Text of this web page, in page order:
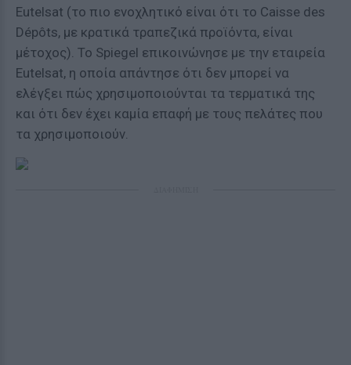
Eutelsat (το πιο ενοχλητικό είναι ότι το Caisse des
Dépôts, με κρατικά τραπεζικά προϊόντα, είναι
μέτοχος). Το Spiegel επικοινώνησε με την εταιρεία
Eutelsat, η οποία απάντησε ότι δεν μπορεί να
ελέγξει πώς χρησιμοποιούνται τα τερματικά της
και ότι δεν έχει καμία επαφή με τους πελάτες που
τα χρησιμοποιούν.